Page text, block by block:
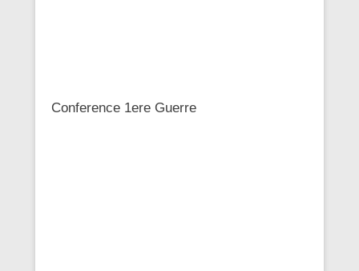
Conference 1ere Guerre